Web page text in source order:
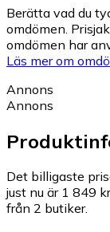
Berätta vad du
omdömen.
omdömen har
Läs mer om
Annons
Annons
Det billigaste
just nu är 1 849
från 2 butiker.